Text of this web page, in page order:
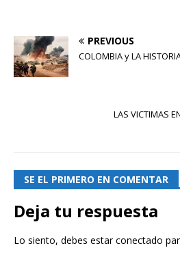
PREVIOUS
COLOMBIA y LA
LAS VICTIMAS
SE EL PRIMERO EN COMENTAR
Deja tu respuesta
Lo siento, debes estarconectado